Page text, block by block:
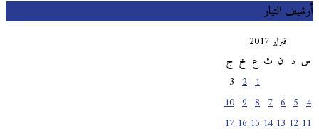
أرشيف التيار
فبراير 2017
س
ث خ ج
10
11
12
13
14
15
16
17